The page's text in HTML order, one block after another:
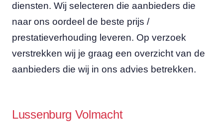
diensten. Wij selecteren die aanbieders die
naar ons oordeel de beste prijs /
prestatieverhouding leveren. Op verzoek
verstrekken wij je graag een overzicht van de
aanbieders die wij in ons advies betrekken.
Lussenburg Volmacht